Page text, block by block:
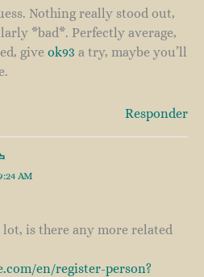
Nothing really stood out,
*bad*. Perfectly average,
give ok93 a try, maybe you’ll
Responder
AM
is there any more related
en/register-person?